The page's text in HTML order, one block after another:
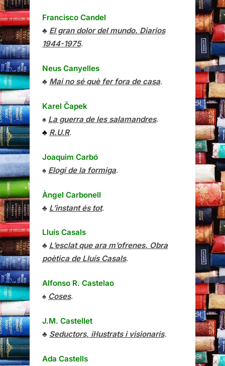
Francisco Candel
♣ El gran dolor del mundo. Diarios
1944-1975.
Neus Canyelles
♣ Mai no sé què fer fora de casa.
Karel Čapek
♠ La guerra de les salamandres.
♣ R.U.R.
Joaquim Carbó
♠ Elogi de la formiga.
Àngel Carbonell
♣ L’instant és tot.
Lluís Casals
♣ L’esclat que ara m’ofrenes. Obra
poètica de Lluís Casals.
Alfonso R. Castelao
♠ Coses.
J.M. Castellet
♣ Seductors, il·lustrats i visionaris.
Ada Castells